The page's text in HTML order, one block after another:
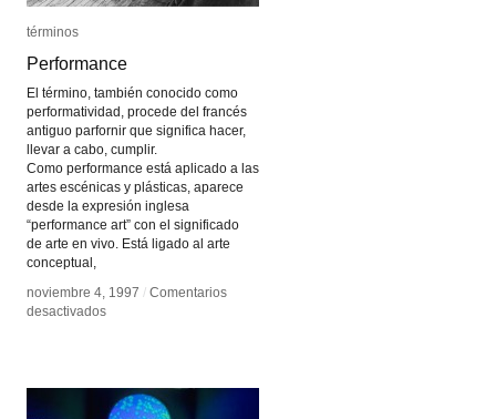
términos
Performance
El término, también conocido como
performatividad, procede del francés
antiguo parfornir que significa hacer,
llevar a cabo, cumplir.
Como performance está aplicado a las
artes escénicas y plásticas, aparece
desde la expresión inglesa
“performance art” con el significado
de arte en vivo. Está ligado al arte
conceptual,
noviembre 4, 1997 / Comentarios
desactivadosen
términos
Performance
noviembre 4, 1997 / Comentarios
desactivadosen